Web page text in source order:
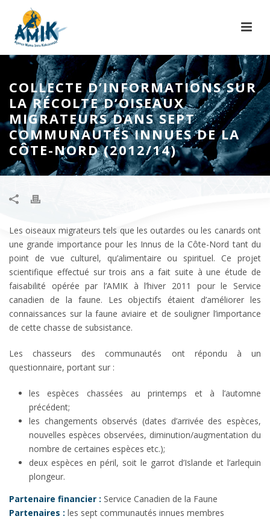
COLLECTE D’INFORMATIONS SUR
LA RÉCOLTE D’OISEAUX
MIGRATEURS DANS SEPT
COMMUNAUTÉS INNUES DE LA
CÔTE-NORD (2012/14)
Les oiseaux migrateurs tels que les outardes ou les canards ont
une grande importance pour les Innus de la Côte-Nord tant du
point de vue culturel, qu’alimentaire ou spirituel. Ce projet
scientifique effectué sur trois ans a fait suite à une étude de
faisabilité opérée par l’AMIK à l’hiver 2011 pour le Service
canadien de la faune. Les objectifs étaient d’améliorer les
connaissances sur la faune aviaire et de souligner l’importance
de cette chasse de subsistance.
Les chasseurs des communautés ont répondu à un
questionnaire, portant sur :
les espèces chassées au printemps et à l’automne
précédent;
les changements observés (dates d’arrivée des espèces,
nouvelles espèces observées, diminution/augmentation du
nombre de certaines espèces etc.);
deux espèces en péril, soit le garrot d’Islande et l’arlequin
plongeur.
Partenaire financier : Service Canadien de la Faune
Partenaires : les sept communautés innues membres